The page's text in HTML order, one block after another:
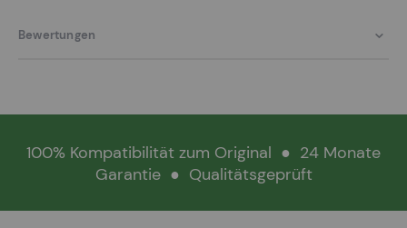
Bewertungen
100% Kompatibilität zum Original ● 24 Monate
Garantie ● Qualitätsgeprüft